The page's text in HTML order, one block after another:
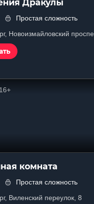
Дракулы
Простая сложность
Новоизмайловский
комната
Простая сложность
Виленский переулок, 8